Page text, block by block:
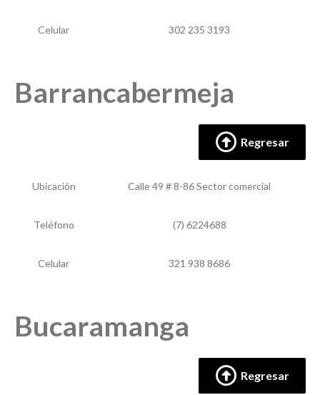
Celular 302 235 3193
Barrancabermeja
Regresar
Ubicación Calle 49 # 8-86 Sector comercial
Teléfono (7) 6224688
Celular 321 938 8686
Bucaramanga
Regresar